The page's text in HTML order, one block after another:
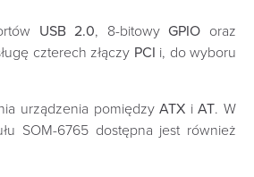
USB 2.0, 8-bitowyGPIO oraz
czterech złączy PCI i, do wyboru
urządzenia pomiędzyATX iAT. W
SOM-6765 dostępna jest również